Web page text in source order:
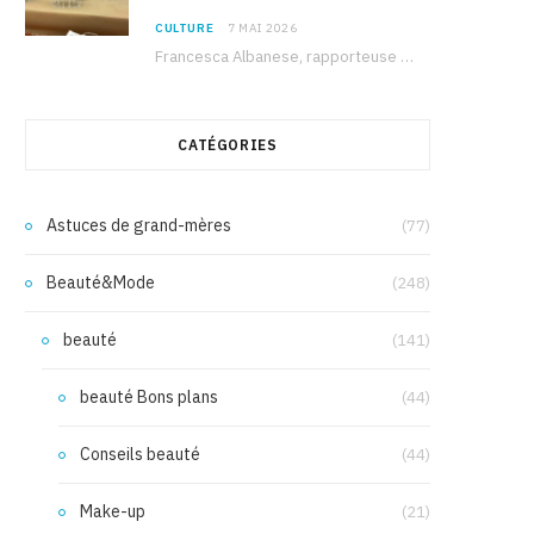
CULTURE 7 MAI 2026
Francesca Albanese, rapporteuse spéciale de l’ONU sur les territoires palestiniens occupés, était à Tunis pour…
CATÉGORIES
Astuces de grand-mères (77)
Beauté&Mode (248)
beauté (141)
beauté Bons plans (44)
Conseils beauté (44)
Make-up (21)